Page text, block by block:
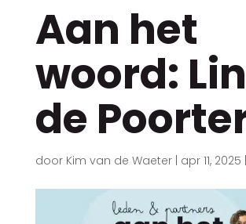
Aan het
woord:
de
door Kim van de Waeter| apr 11, 2025